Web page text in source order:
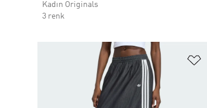
Kadın Originals
3 renk